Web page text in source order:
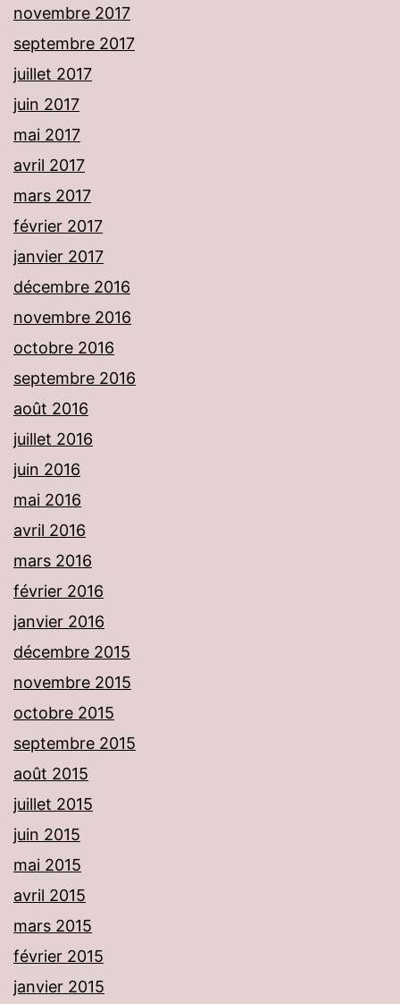
novembre 2017
septembre 2017
juillet 2017
juin 2017
mai 2017
avril 2017
mars 2017
février 2017
janvier 2017
décembre 2016
novembre 2016
octobre 2016
septembre 2016
août 2016
juillet 2016
juin 2016
mai 2016
avril 2016
mars 2016
février 2016
janvier 2016
décembre 2015
novembre 2015
octobre 2015
septembre 2015
août 2015
juillet 2015
juin 2015
mai 2015
avril 2015
mars 2015
février 2015
janvier 2015